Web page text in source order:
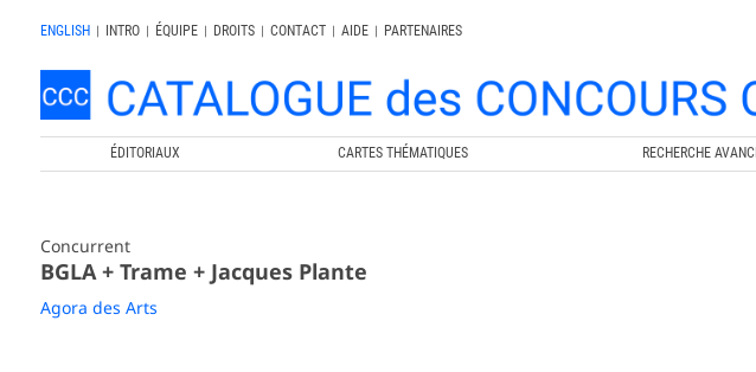
ENGLISH | INTRO | ÉQUIPE | DROITS | CONTACT | AIDE |
PARTENAIRES
ÉDITORIAUX CARTES THÉMATIQUES RECHERCHE
Concurrent
BGLA + Trame + Jacques Plante
Agora des Arts